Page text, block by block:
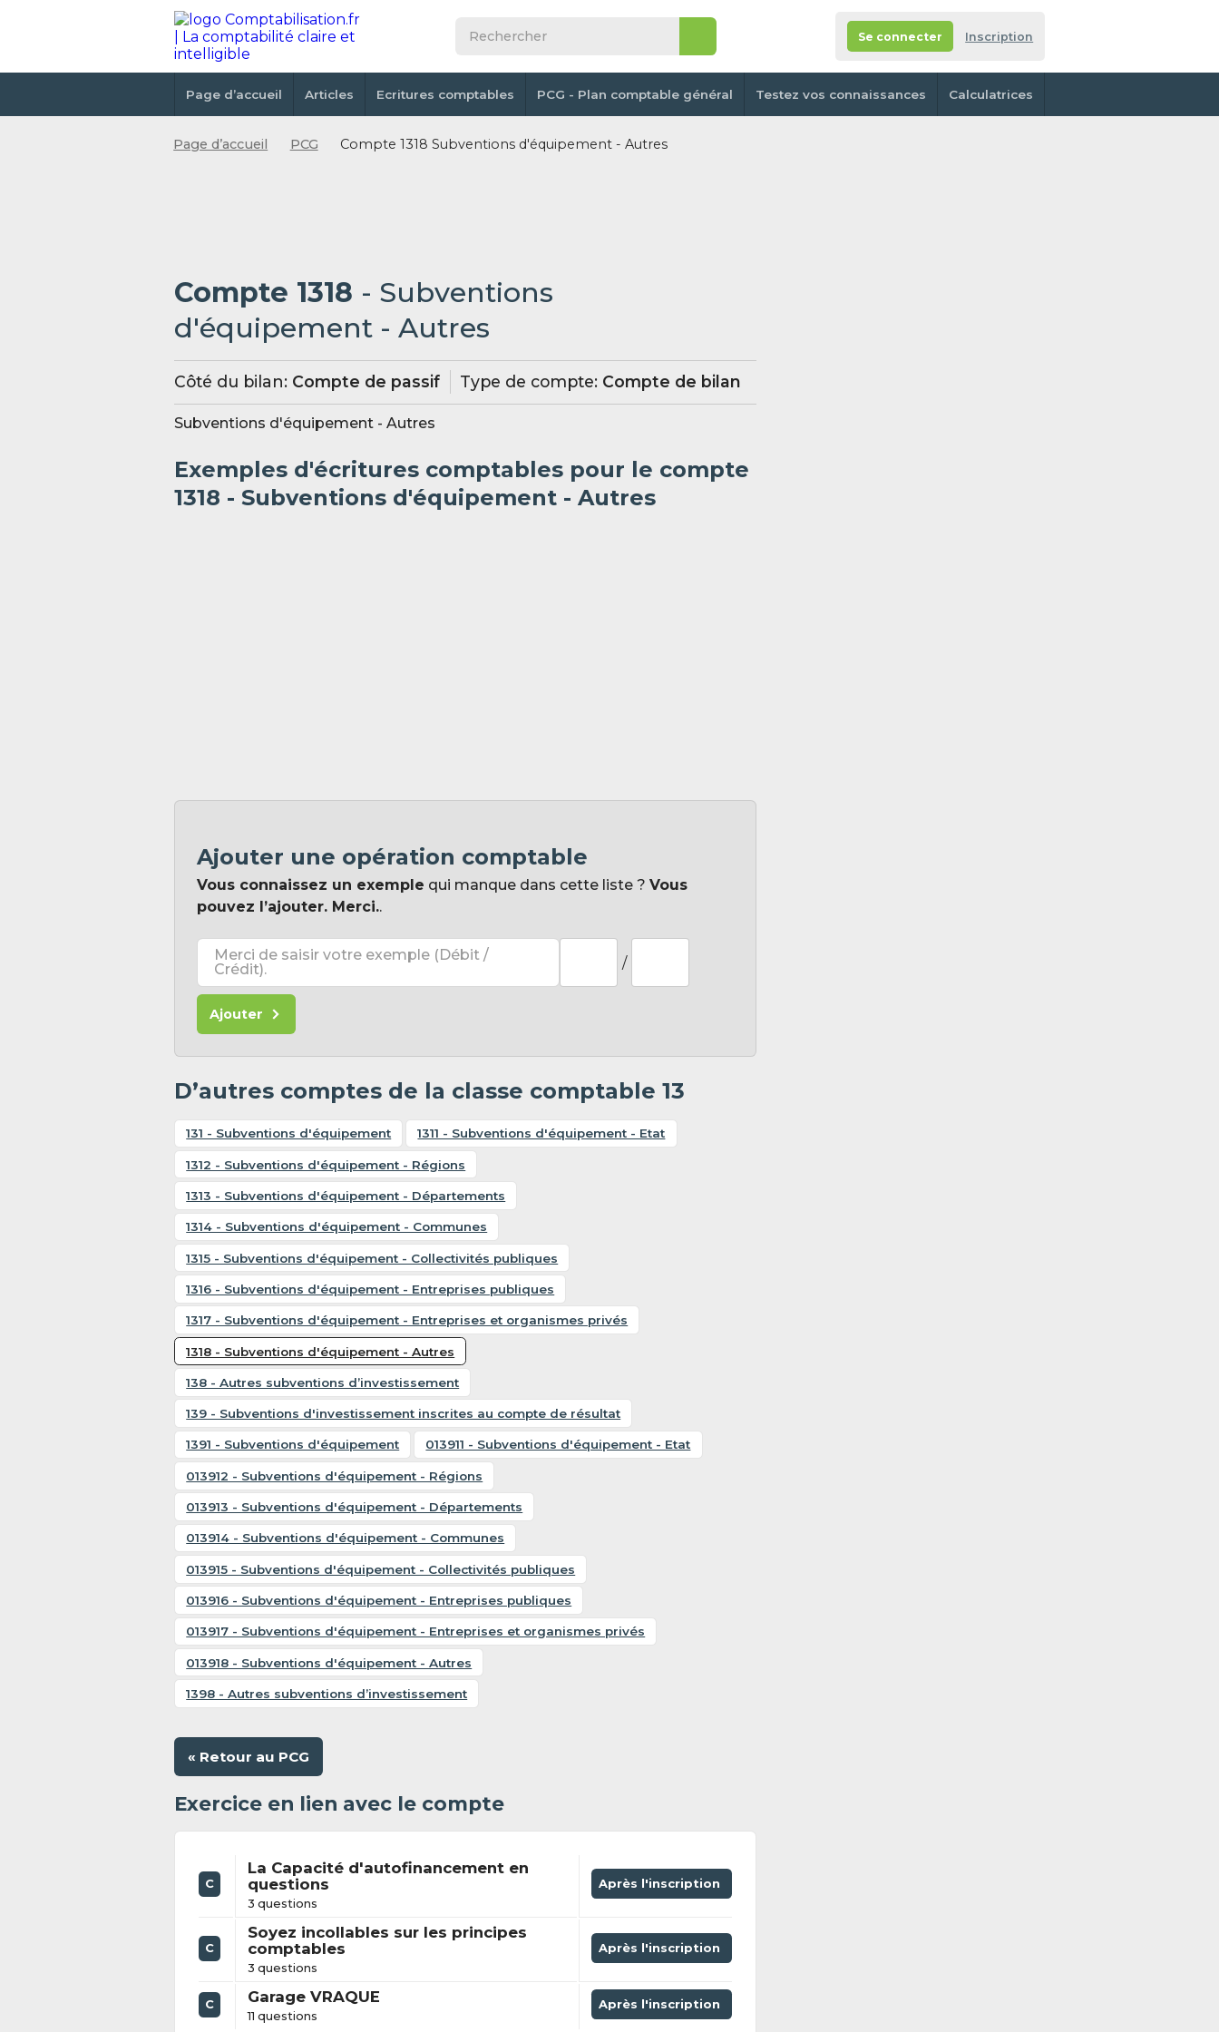
Se connecter Inscription
Page d’accueil Articles Ecritures comptables PCG - Plan comptable général Testez vos connaissances Calculatrices
Page d’accueil PCG Compte 1318 Subventions d'équipement - Autres
Compte 1318 - Subventions
d'équipement - Autres
Côté du bilan: Compte de passif Type de compte: Compte de bilan
Subventions d'équipement - Autres
Exemples d'écritures comptables pour le compte
1318 - Subventions d'équipement - Autres
Ajouter une opération comptable
Vous connaissez un exemple qui manque dans cette liste ? Vous
pouvez l’ajouter. Merci..
Merci de saisir votre exemple (Débit /
Crédit).
/
Ajouter
D’autres comptes de la classe comptable 13
131 - Subventions d'équipement 1311 - Subventions d'équipement - Etat
1312 - Subventions d'équipement - Régions
1313 - Subventions d'équipement - Départements
1314 - Subventions d'équipement - Communes
1315 - Subventions d'équipement - Collectivités publiques
1316 - Subventions d'équipement - Entreprises publiques
1317 - Subventions d'équipement - Entreprises et organismes privés
1318 - Subventions d'équipement - Autres
138 - Autres subventions d’investissement
139 - Subventions d'investissement inscrites au compte de résultat
1391 - Subventions d'équipement 013911 - Subventions d'équipement - Etat
013912 - Subventions d'équipement - Régions
013913 - Subventions d'équipement - Départements
013914 - Subventions d'équipement - Communes
013915 - Subventions d'équipement - Collectivités publiques
013916 - Subventions d'équipement - Entreprises publiques
013917 - Subventions d'équipement - Entreprises et organismes privés
013918 - Subventions d'équipement - Autres
1398 - Autres subventions d’investissement
« Retour au PCG
Exercice en lien avec le compte
C
La Capacité d'autofinancement en
questions
3 questions
Après l'inscription
C
Soyez incollables sur les principes
comptables
3 questions
Après l'inscription
C Garage VRAQUE
11 questions
Après l'inscription